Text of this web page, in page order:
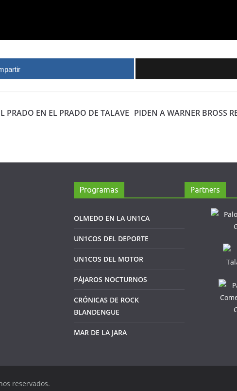
PRADO EN EL PRADO DE TALAVE PIDEN A WARNER BROSS
Programas
OLMEDO EN LA UN1CA
UN1COS DEL DEPORTE
UN1COS DEL MOTOR
PÁJAROS NOCTURNOS
CRÓNICAS DE ROCK
BLANDENGUE
MAR DE LA JARA
Partners
reservados.